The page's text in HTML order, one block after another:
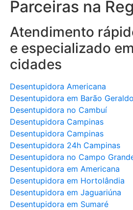
Parceiras na
Atendimento
e especializado
cidades
Desentupidora Americana
Desentupidora em Barão Geraldo
Desentupidora no Cambuí
Desentupidora Campinas
Desentupidora Campinas
Desentupidora 24h Campinas
Desentupidora no Campo
Desentupidora em Americana
Desentupidora em Hortolândia
Desentupidora em Jaguariúna
Desentupidora em Sumaré